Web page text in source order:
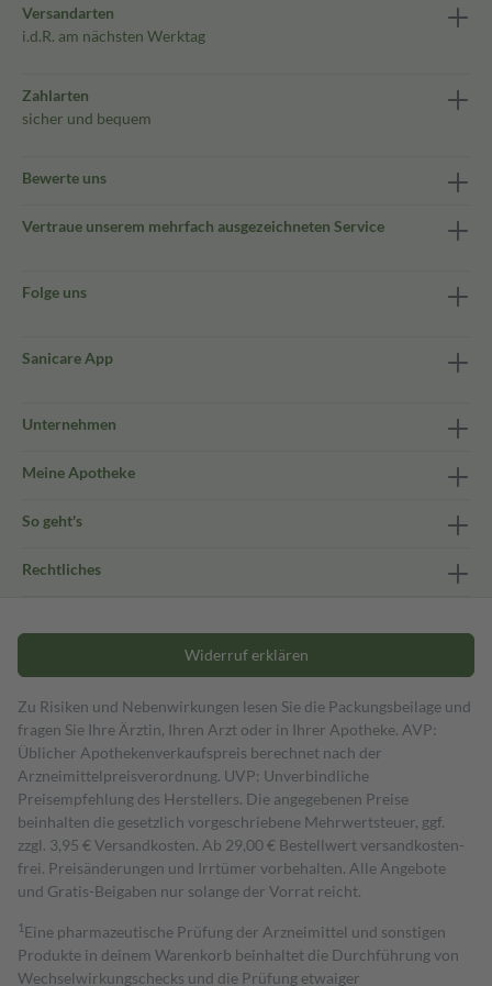
Versandarten
i.d.R. am nächsten Werktag
Zahlarten
sicher und bequem
Bewerte uns
Vertraue unserem mehrfach ausgezeichneten Service
Folge uns
Sanicare App
Unternehmen
Meine Apotheke
So geht's
Rechtliches
Widerruf erklären
Zu Risiken und Nebenwirkungen lesen Sie die Packungsbeilage und
fragen Sie Ihre Ärztin, Ihren Arzt oder in Ihrer Apotheke. AVP:
Üblicher Apothekenverkaufspreis berechnet nach der
Arzneimittelpreisverordnung. UVP: Unverbindliche
Preisempfehlung des Herstellers. Die angegebenen Preise
beinhalten die gesetzlich vorgeschriebene Mehrwertsteuer, ggf.
zzgl. 3,95 € Versandkosten. Ab 29,00 € Bestell­wert versand­kosten­
frei. Preisänderungen und Irrtümer vorbehalten. Alle Angebote
und Gratis-Beigaben nur solange der Vorrat reicht.
1 Eine pharmazeutische Prüfung der Arzneimittel und sonstigen
Produkte in deinem Warenkorb beinhaltet die Durchführung von
Wechselwirkungschecks und die Prüfung etwaiger